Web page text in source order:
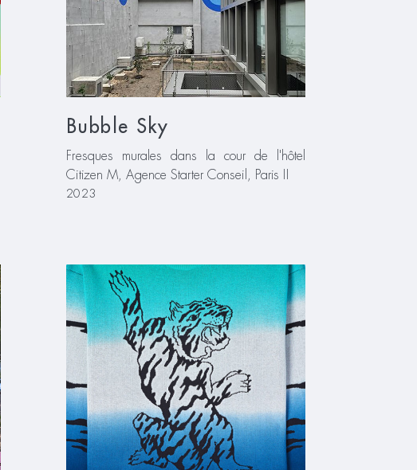
Bubble Sky
Fresques murales dans la cour de l'hôtel
Citizen M, Agence Starter Conseil, Paris II
2023